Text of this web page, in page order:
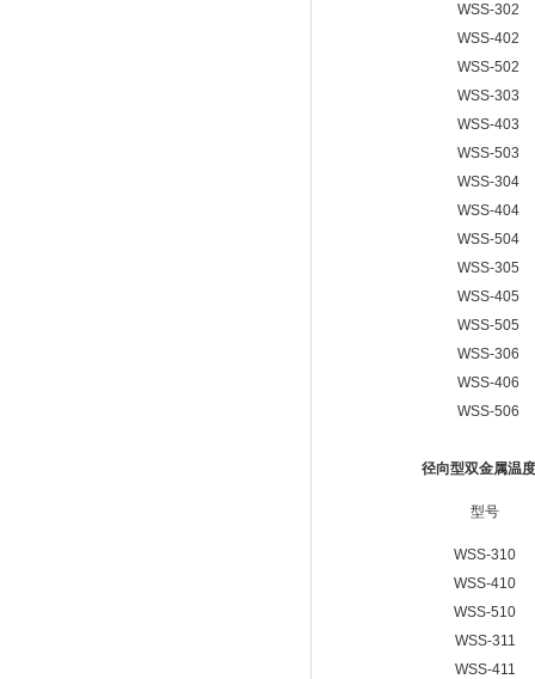
WSS-302
WSS-402
WSS-502
WSS-303
WSS-403
WSS-503
WSS-304
WSS-404
WSS-504
WSS-305
WSS-405
WSS-505
WSS-306
WSS-406
WSS-506
径向型双金属温
型号
WSS-310
WSS-410
WSS-510
WSS-311
WSS-411